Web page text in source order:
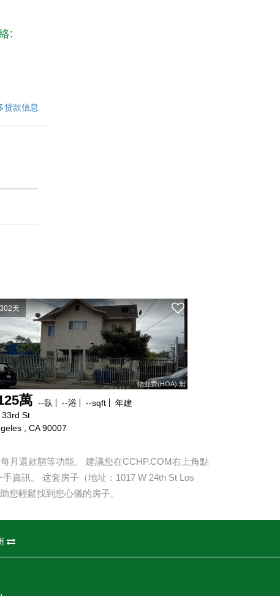
:
贷款信息
天
物业费(HOA):無
萬 --臥 --浴 --sqft
年建
33rd St
, CA 90007
月還款額等功能。 建議您在CCHP.COM右上角點
資訊。 这套房子（地址： 1017 W 24th St Los
您輕鬆找到您心儀的房子。